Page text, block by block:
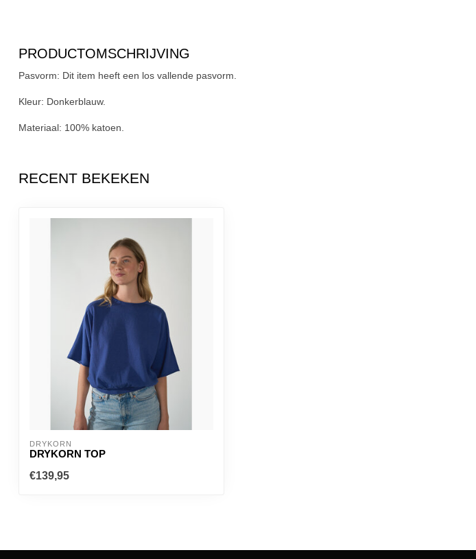
PRODUCTOMSCHRIJVING
Pasvorm: Dit item heeft een los vallende pasvorm.
Kleur: Donkerblauw.
Materiaal: 100% katoen.
RECENT BEKEKEN
DRYKORN
DRYKORN TOP
€139,95